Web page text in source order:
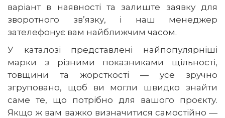
варіант в наявності та залиште заявку для
зворотного зв’язку, і наш менеджер
зателефонує вам найближчим часом.
У каталозі представлені найпопулярніші
марки з різними показниками щільності,
товщини та жорсткості — усе зручно
згруповано, щоб ви могли швидко знайти
саме те, що потрібно для вашого проєкту.
Якщо ж вам важко визначитися самостійно —